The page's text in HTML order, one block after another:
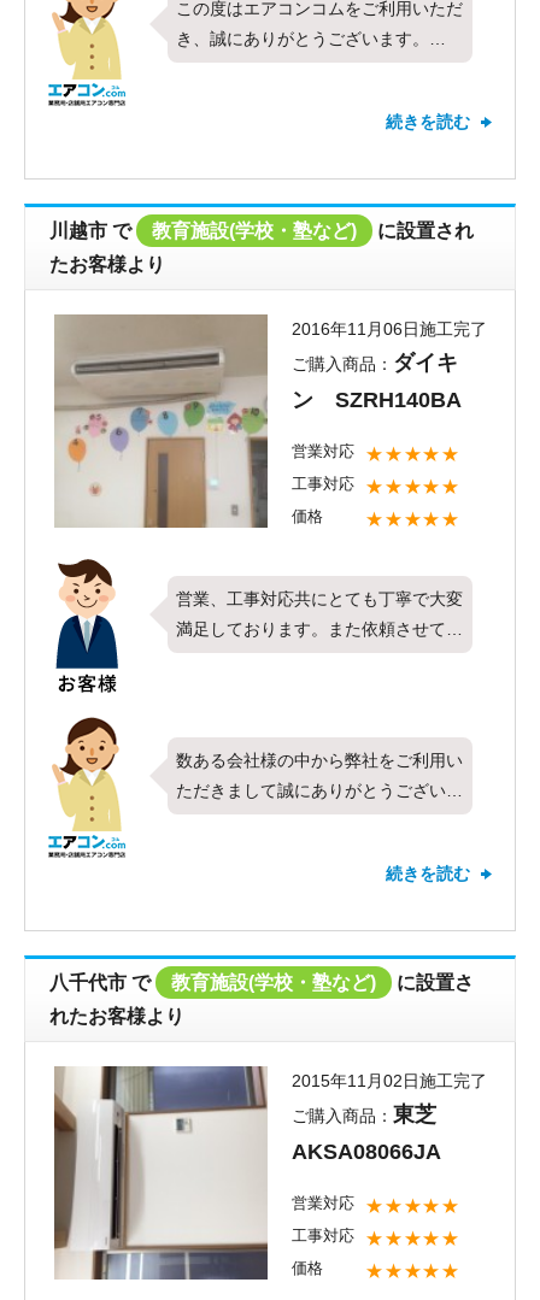
この度はエアコンコムをご利用いただ
き、誠にありがとうございます。
今回は業務用エアコン ダイキン製
させていただきました。その後、快適
していただけるよう、勉強させて頂き
ます。今後なにか不具合など、お気付
後ともエアコンコムをよろしくお願い
申し上げます。
続きを読む
川越市 で 教育施設(学校・塾など)
に設置され
たお客様より
2016年11月06日施工完了
ご購入商品： ダイキ
ン SZRH140BA
営業対応 ★★★★★
工事対応 ★★★★★
価格 ★★★★★
営業、工事対応共にとても丁寧で大変
満足しております。また依頼させて頂
きます。
数ある会社様の中から弊社をご利用い
ただきまして誠にありがとうございま
す。今回は 業務用エアコンの ダイ
頂きました。お客様にご満足いただ
きます。これからお使いになっていく
上で、業務用エアコンの不調、クリー
ニング等、何かご不明点や気になる点
せください。
続きを読む
八千代市 で 教育施設(学校・塾など)
に設置さ
れたお客様より
2015年11月02日施工完了
ご購入商品： 東芝
AKSA08066JA
営業対応 ★★★★★
工事対応 ★★★★★
価格 ★★★★★